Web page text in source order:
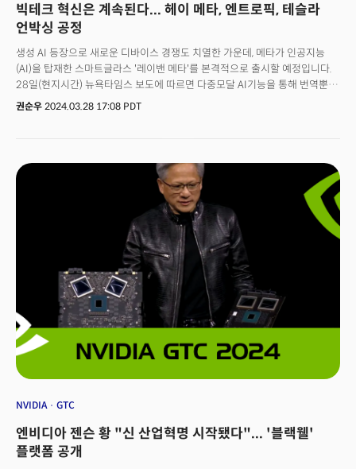
빅테크 혁신은 계속된다... 헤이 메타, 엔트로픽, 테슬라
언박싱 공정
생성 AI 등장으로 새로운 디바이스 경쟁도 치열한 가운데, 메타가 인공지능
(AI)을 탑재한 스마트글라스 '레이밴 메타'를 본격적으로 출시할 예정입니다.
28일(현지시간) 뉴욕타임스 보도에 따르면 다중모달 AI기능을 통해 번역뿐
아니라 물체, 동물, 기념물을 식별할 수 있을 것으로 예상되는데요. 이미 지난해
활성화할 수 있습니다. 스마트 안경은 프레임에 내장된 스피커를 통해서
응답하는 방식입니다. 마치 애플 아이폰에서 "헤이 시리"라고 말하는 것과
같은 이치인데요. 음성으로 묻고, 글라스 화면에서 보이는 것들에 대한 설명도
가능하다는 점에서 차이가 있을 것으로 보입니다.👉 "애완동물 식별, 눈에
보이는 글씨 타 언어 번역까지"메타의 레이반 스마트 글라스는 디자인이나
기능 측면에서 자사의 퀘스트나 애플의 비전프로와는 상당히 다른
개념인데요. 뉴욕타임스는 실제 안경을 착용하고 슈퍼마켓, 운전, 박물관,
동물원 등에서 이를 테스트했습니다. 예를 들어 "헤이 메타, 내가 지금 보고
있는 게 뭐지"라고 물으면, 글라스를 통해 사물을 식별한 스마트안경이 "혀를
내밀고 바닥에 앉아 있는 귀여운 코기 강아지”라는 음성을 제시하는
방식입니다. 번역 측면에서도 탁월한 기능을 발휘했다고 하는데요. 책 표지의
제목을 독일어로 번역해 제공하기도 합니다. 뉴욕타임스는 "메타의 AI는
애완동물과 작품을 정확하게 식별할 수 있었지만, 100% 정확하지는
않았다"며 "안경이 먼 거리에 있는 동물 등을 식별하는데 어려움을 겪기도
유사하다고 평가했는데요. 메타 대변인은 "기술이 아직 새롭고 완성단계가
뉴욕타임스는 "메타의 AI 기반 글라스는 멀게만 보였던 미래를 흥미롭게 엿볼
수 있는 기회를 제공한다"며 "안경을 통해 언어를 번역하고 랜드마크를
권순우 2024.03.28 17:08 PDT
NVIDIA GTC
엔비디아 젠슨 황 "신 산업혁명 시작됐다"... '블랙웰'
플랫폼 공개